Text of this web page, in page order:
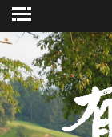
Skip
to
content